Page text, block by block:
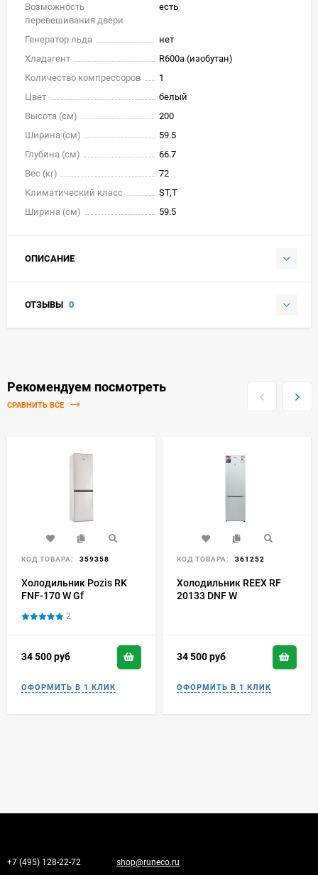
Возможность
перевешивания двери
есть
Генератор льда
нет
Хладагент
R600a (изобутан)
Количество компрессоров
1
Цвет
белый
Высота (см)
200
Ширина (см)
59.5
Глубина (см)
66.7
Вес (кг)
72
Климатический класс
ST,T
Ширина (см)
59.5
ОПИСАНИЕ
ОТЗЫВЫ 0
Рекомендуем посмотреть
СРАВНИТЬ ВСЕ
КОД ТОВАРА: 359358
Холодильник Pozis RK
FNF-170 W Gf
2
34 500руб
КОД ТОВАРА: 361252
Холодильник REEX RF
20133 DNF W
34 500руб
+7 (495) 128-22-72 shop@runeco.ru